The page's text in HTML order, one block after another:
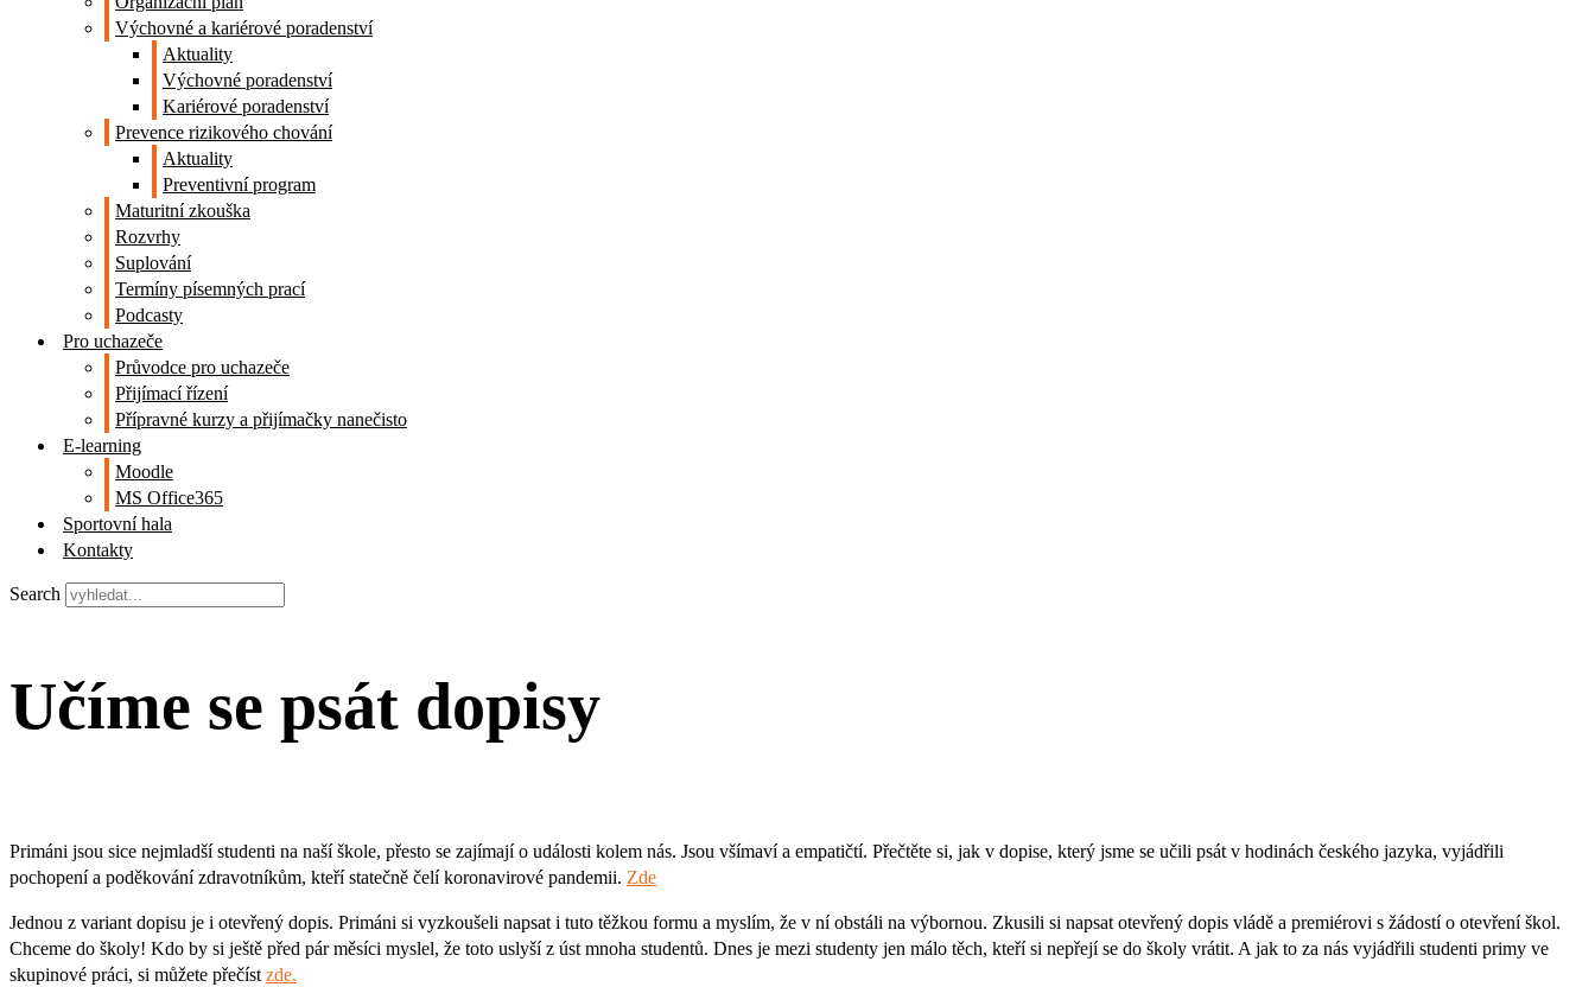
Výchovné a kariérové poradenství
Aktuality
Výchovné poradenství
Kariérové poradenství
Prevence rizikového chování
Aktuality
Preventivní program
Maturitní zkouška
Rozvrhy
Suplování
Termíny písemných prací
Podcasty
Pro uchazeče
Průvodce pro uchazeče
Přijímací řízení
Přípravné kurzy a přijímačky nanečisto
E-learning
Moodle
MS Office365
Sportovní hala
Kontakty
Search
Učíme se psát dopisy
Primáni jsou sice nejmladší studenti na naší škole, přesto se zajímají o události kolem nás. Jsou všímaví a empatičtí. Přečtěte si, jak v dopise, který jsme se učili psát v hodinách českého jazyka, vyjádřili
pochopení a poděkování zdravotníkům, kteří statečně čelí koronavirové pandemii. Zde
Jednou z variant dopisu je i otevřený dopis. Primáni si vyzkoušeli napsat i tuto těžkou formu a myslím, že v ní obstáli na výbornou. Zkusili si napsat otevřený dopis vládě a premiérovi s žádostí o otevření škol.
Chceme do školy! Kdo by si ještě před pár měsíci myslel, že toto uslyší z úst mnoha studentů. Dnes je mezi studenty jen málo těch, kteří si nepřejí se do školy vrátit. A jak to za nás vyjádřili studenti primy ve
skupinové práci, si můžete přečíst zde.